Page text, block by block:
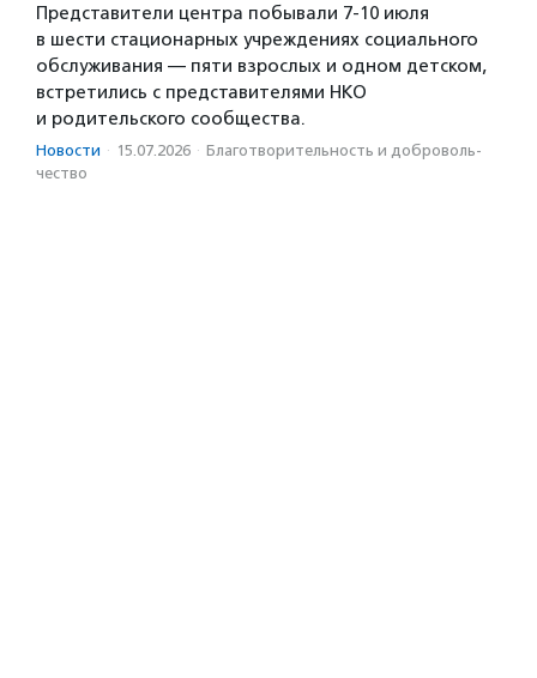
Представители центра побывали 7-10 июля
в шести стационарных учреждениях социального
обслуживания — пяти взрослых и одном детском,
встретились с представителями НКО
и родительского сообщества.
Новости · 15.07.2026 · Благотвори­тель­ность и доброволь­
чест­во